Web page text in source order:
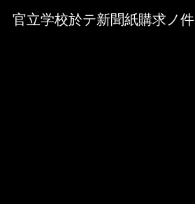
Media Viewer
官立学校於テ新聞紙購求ノ件